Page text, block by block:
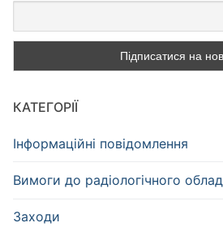
КАТЕГОРІЇ
Інформаційні повідомлення
Вимоги до радіологічного
Заходи